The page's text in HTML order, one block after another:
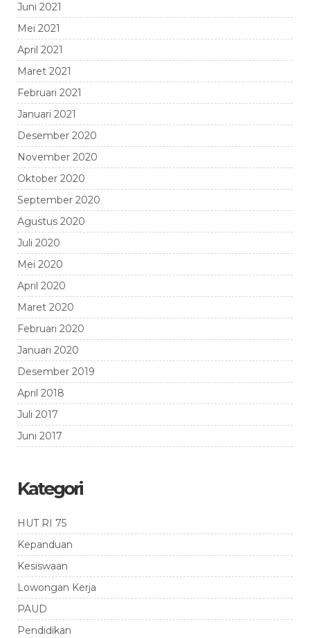
Juni 2021
Mei 2021
April 2021
Maret 2021
Februari 2021
Januari 2021
Desember 2020
November 2020
Oktober 2020
September 2020
Agustus 2020
Juli 2020
Mei 2020
April 2020
Maret 2020
Februari 2020
Januari 2020
Desember 2019
April 2018
Juli 2017
Juni 2017
Kategori
HUT RI 75
Kepanduan
Kesiswaan
Lowongan Kerja
PAUD
Pendidikan